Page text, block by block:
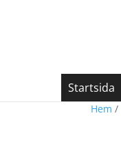
Startsida
Hem /